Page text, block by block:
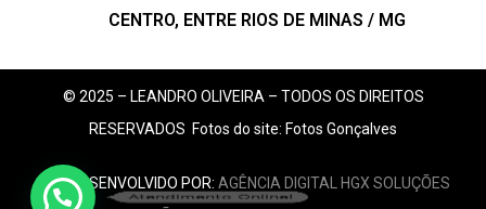
CENTRO, ENTRE RIOS DE MINAS / MG
© 2025 – LEANDRO OLIVEIRA – TODOS OS DIREITOS
RESERVADOS Fotos do site: Fotos Gonçalves
SITE DESENVOLVIDO POR: AGÊNCIA DIGITAL HGX SOLUÇÕES
Atendimento Online!